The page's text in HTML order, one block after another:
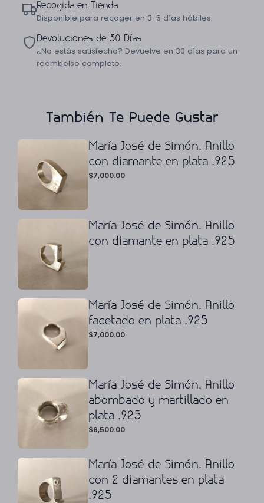
Recogida en Tienda
Disponible para recoger en 3-5 días hábiles.
Devoluciones de 30 Días
¿No estás satisfecho? Devuelve en 30 días para un
reembolso completo.
También Te Puede Gustar
María José de Simón. Anillo
con diamante en plata .925
$7,000.00
María José de Simón. Anillo
con diamante en plata .925
María José de Simón. Anillo
facetado en plata .925
$7,000.00
María José de Simón. Anillo
abombado y martillado en
plata .925
$6,500.00
María José de Simón. Anillo
con 2 diamantes en plata
.925